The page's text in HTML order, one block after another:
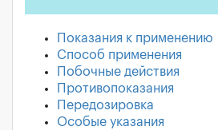
Показания к применению
Способ применения
Побочные действия
Противопоказания
Передозировка
Особые указания